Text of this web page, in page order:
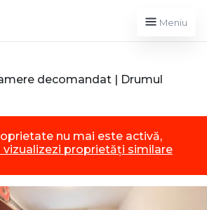
Meniu
decomandat | Drumul
nu mai este activă,
proprietăți similare